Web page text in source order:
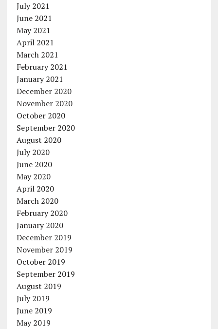
July 2021
June 2021
May 2021
April 2021
March 2021
February 2021
January 2021
December 2020
November 2020
October 2020
September 2020
August 2020
July 2020
June 2020
May 2020
April 2020
March 2020
February 2020
January 2020
December 2019
November 2019
October 2019
September 2019
August 2019
July 2019
June 2019
May 2019